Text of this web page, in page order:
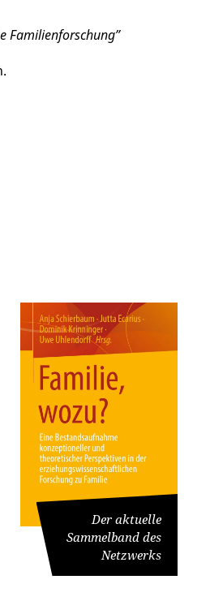
Familienforschung”
Der aktuelle
Sammelband des
Netzwerks